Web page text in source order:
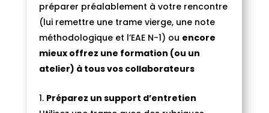
préparer préalablement à votre rencontre
(lui remettre une trame vierge, une note
méthodologique et l’EAE N-1) ou encore
mieux offrez une formation (ou un
atelier) à tous vos collaborateurs
Préparez un support d’entretien